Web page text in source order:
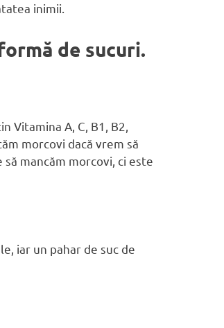
inimii.
de sucuri.
Vitamina A, C, B1, B2,
morcovi dacă vrem să
mancăm morcovi, ci este
iar un pahar de suc de